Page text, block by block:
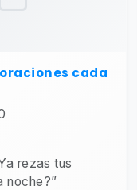
cada
rezas tus
noche?”